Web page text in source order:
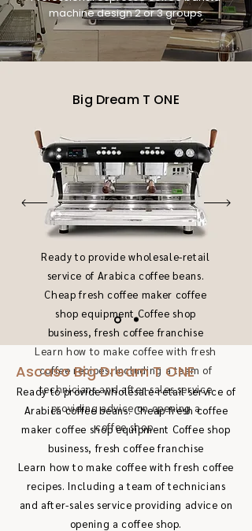
machine design 2 or 3 groups
Big Dream T ONE
Ready to provide wholesale-retail
service of Arabica coffee beans.
Cheap fresh coffee maker coffee
shop equipment Coffee shop
business, fresh coffee franchise
Learn how to make coffee with fresh
coffee recipes. Including a team of
technicians and after-sales service
providing advice on opening a
coffee shop.
Ascaso Big Dream T ONE
Ready to provide wholesale-retail service of
Arabica coffee beans. Cheap fresh coffee
maker coffee shop equipment Coffee shop
business, fresh coffee franchise
Learn how to make coffee with fresh coffee
recipes. Including a team of technicians
and after-sales service providing advice on
opening a coffee shop.